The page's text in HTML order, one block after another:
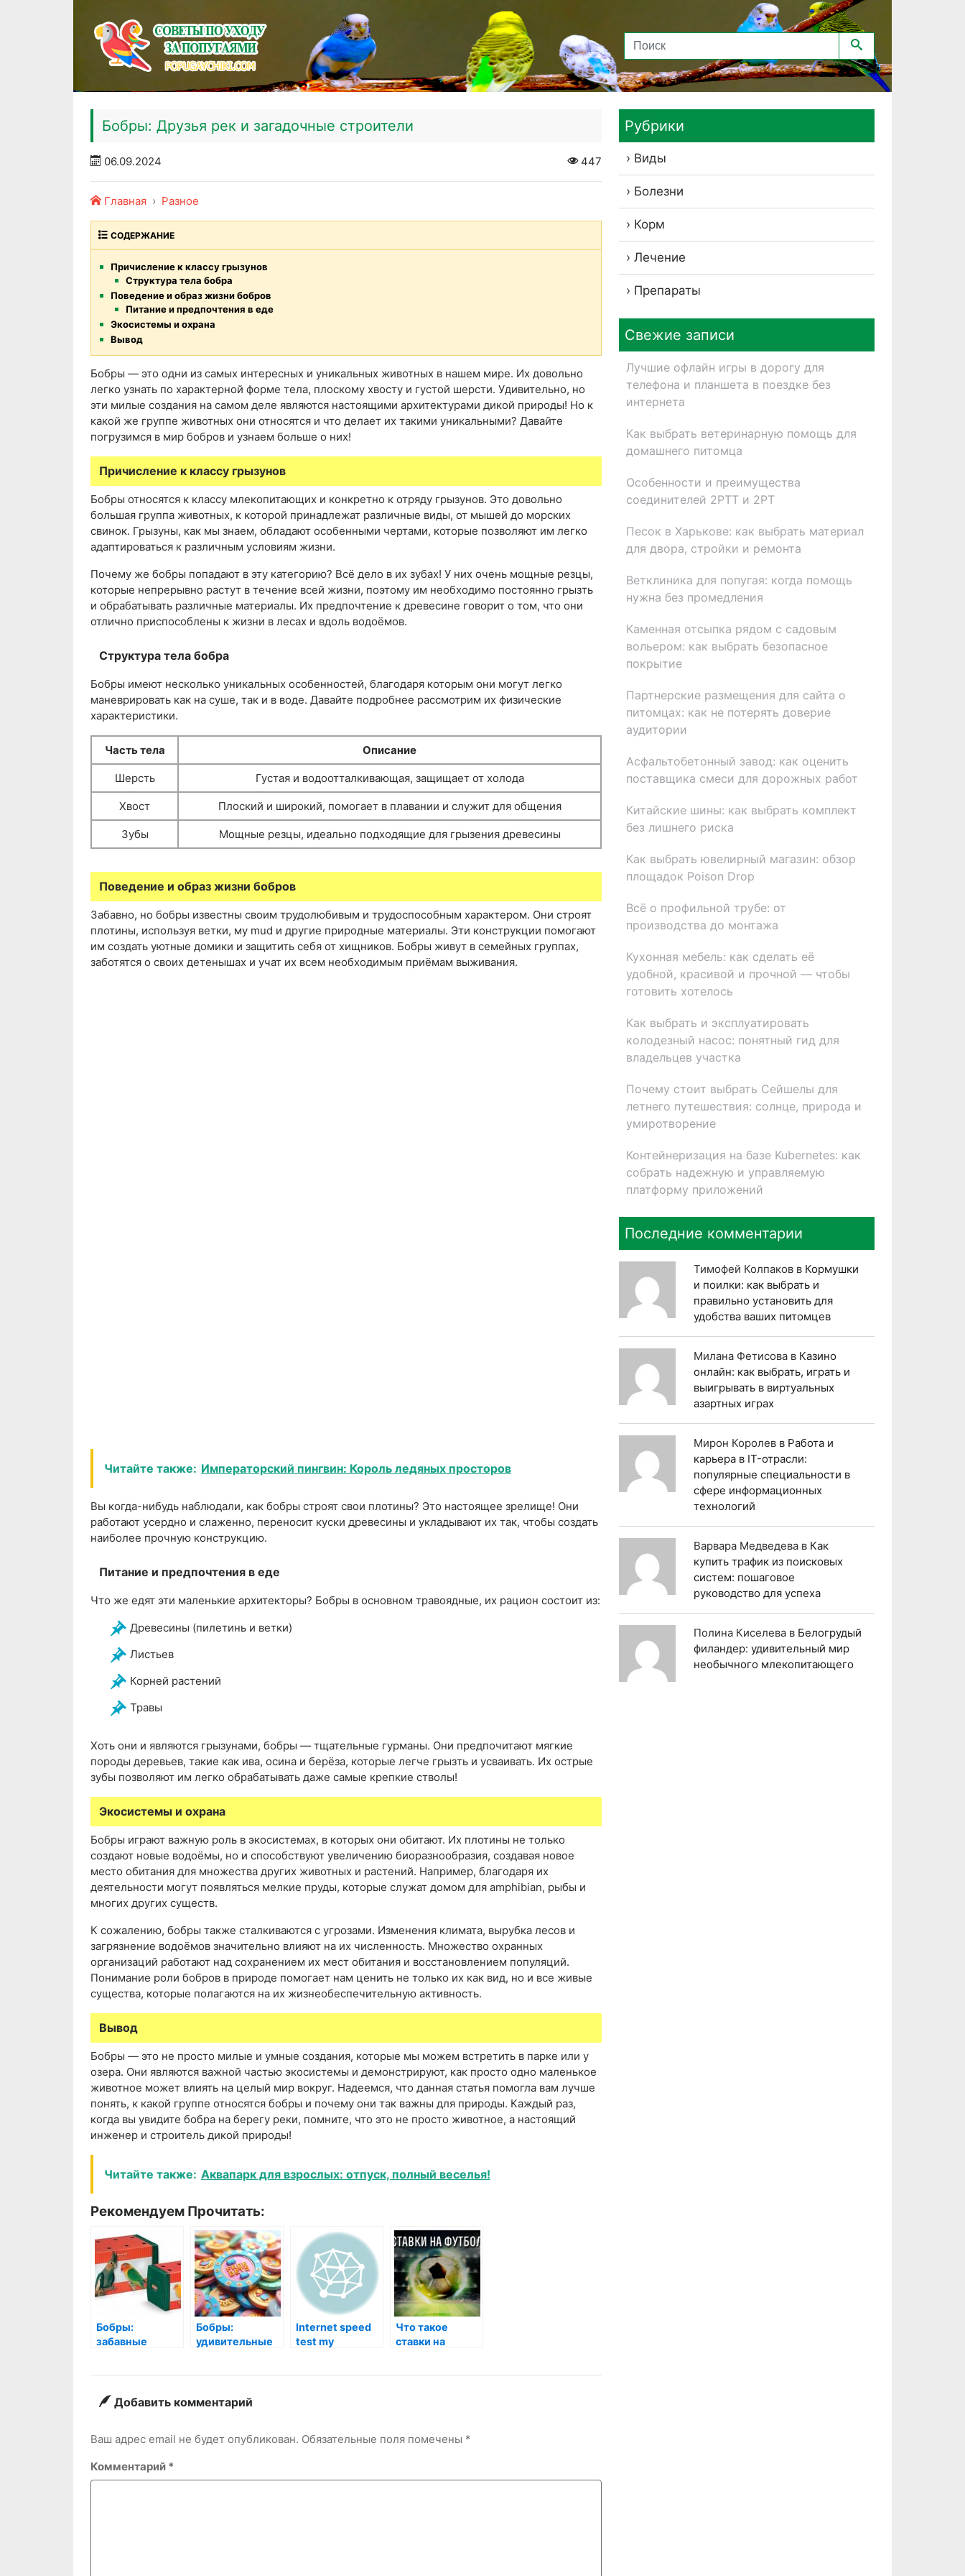
Бобры: Друзья рек и загадочные строители
06.09.2024 447
Главная Разное
СОДЕРЖАНИЕ
Причисление к классу грызунов
Структура тела бобра
Поведение и образ жизни бобров
Питание и предпочтения в еде
Экосистемы и охрана
Вывод
Бобры — это одни из самых интересных и уникальных животных в нашем мире. Их довольно
легко узнать по характерной форме тела, плоскому хвосту и густой шерсти. Удивительно, но
эти милые создания на самом деле являются настоящими архитектурами дикой природы! Но к
какой же группе животных они относятся и что делает их такими уникальными? Давайте
погрузимся в мир бобров и узнаем больше о них!
Причисление к классу грызунов
Бобры относятся к классу млекопитающих и конкретно к отряду грызунов. Это довольно
большая группа животных, к которой принадлежат различные виды, от мышей до морских
свинок. Грызуны, как мы знаем, обладают особенными чертами, которые позволяют им легко
адаптироваться к различным условиям жизни.
Почему же бобры попадают в эту категорию? Всё дело в их зубах! У них очень мощные резцы,
которые непрерывно растут в течение всей жизни, поэтому им необходимо постоянно грызть
и обрабатывать различные материалы. Их предпочтение к древесине говорит о том, что они
отлично приспособлены к жизни в лесах и вдоль водоёмов.
Структура тела бобра
Бобры имеют несколько уникальных особенностей, благодаря которым они могут легко
маневрировать как на суше, так и в воде. Давайте подробнее рассмотрим их физические
характеристики.
Часть тела Описание
Шерсть Густая и водоотталкивающая, защищает от холода
Хвост Плоский и широкий, помогает в плавании и служит для общения
Зубы Мощные резцы, идеально подходящие для грызения древесины
Поведение и образ жизни бобров
Забавно, но бобры известны своим трудолюбивым и трудоспособным характером. Они строят
плотины, используя ветки, му mud и другие природные материалы. Эти конструкции помогают
им создать уютные домики и защитить себя от хищников. Бобры живут в семейных группах,
заботятся о своих детенышах и учат их всем необходимым приёмам выживания.
Читайте также: Императорский пингвин: Король ледяных просторов
Вы когда-нибудь наблюдали, как бобры строят свои плотины? Это настоящее зрелище! Они
работают усердно и слаженно, переносит куски древесины и укладывают их так, чтобы создать
наиболее прочную конструкцию.
Питание и предпочтения в еде
Что же едят эти маленькие архитекторы? Бобры в основном травоядные, их рацион состоит из:
Древесины (пилетинь и ветки)
Листьев
Корней растений
Травы
Хоть они и являются грызунами, бобры — тщательные гурманы. Они предпочитают мягкие
породы деревьев, такие как ива, осина и берёза, которые легче грызть и усваивать. Их острые
зубы позволяют им легко обрабатывать даже самые крепкие стволы!
Экосистемы и охрана
Бобры играют важную роль в экосистемах, в которых они обитают. Их плотины не только
создают новые водоёмы, но и способствуют увеличению биоразнообразия, создавая новое
место обитания для множества других животных и растений. Например, благодаря их
деятельности могут появляться мелкие пруды, которые служат домом для amphibian, рыбы и
многих других существ.
К сожалению, бобры также сталкиваются с угрозами. Изменения климата, вырубка лесов и
загрязнение водоёмов значительно влияют на их численность. Множество охранных
организаций работают над сохранением их мест обитания и восстановлением популяций.
Понимание роли бобров в природе помогает нам ценить не только их как вид, но и все живые
существа, которые полагаются на их жизнеобеспечительную активность.
Вывод
Бобры — это не просто милые и умные создания, которые мы можем встретить в парке или у
озера. Они являются важной частью экосистемы и демонстрируют, как просто одно маленькое
животное может влиять на целый мир вокруг. Надеемся, что данная статья помогла вам лучше
понять, к какой группе относятся бобры и почему они так важны для природы. Каждый раз,
когда вы увидите бобра на берегу реки, помните, что это не просто животное, а настоящий
инженер и строитель дикой природы!
Читайте также: Аквапарк для взрослых: отпуск, полный веселья!
Рекомендуем Прочитать:
Бобры:
забавные
Бобры:
удивительные
Internet speed
test my
Что такое
ставки на
Добавить комментарий
Ваш адрес email не будет опубликован. Обязательные поля помечены *
Комментарий *
Рубрики
Виды
Болезни
Корм
Лечение
Препараты
Свежие записи
Лучшие офлайн игры в дорогу для
телефона и планшета в поездке без
интернета
Как выбрать ветеринарную помощь для
домашнего питомца
Особенности и преимущества
соединителей 2РТТ и 2РТ
Песок в Харькове: как выбрать материал
для двора, стройки и ремонта
Ветклиника для попугая: когда помощь
нужна без промедления
Каменная отсыпка рядом с садовым
вольером: как выбрать безопасное
покрытие
Партнерские размещения для сайта о
питомцах: как не потерять доверие
аудитории
Асфальтобетонный завод: как оценить
поставщика смеси для дорожных работ
Китайские шины: как выбрать комплект
без лишнего риска
Как выбрать ювелирный магазин: обзор
площадок Poison Drop
Всё о профильной трубе: от
производства до монтажа
Кухонная мебель: как сделать её
удобной, красивой и прочной — чтобы
готовить хотелось
Как выбрать и эксплуатировать
колодезный насос: понятный гид для
владельцев участка
Почему стоит выбрать Сейшелы для
летнего путешествия: солнце, природа и
умиротворение
Контейнеризация на базе Kubernetes: как
собрать надежную и управляемую
платформу приложений
Последние комментарии
Тимофей Колпаков в Кормушки
и поилки: как выбрать и
правильно установить для
удобства ваших питомцев
Милана Фетисова в Казино
онлайн: как выбрать, играть и
выигрывать в виртуальных
азартных играх
Мирон Королев в Работа и
карьера в IT-отрасли:
популярные специальности в
сфере информационных
технологий
Варвара Медведева в Как
купить трафик из поисковых
систем: пошаговое
руководство для успеха
Полина Киселева в Белогрудый
филандер: удивительный мир
необычного млекопитающего